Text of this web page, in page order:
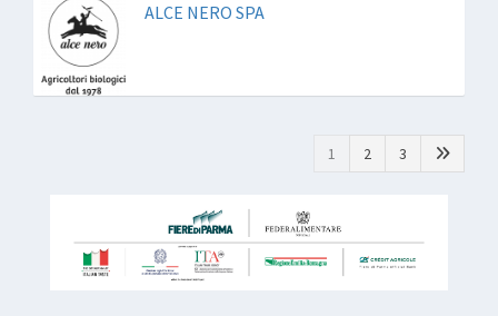
ALCE NERO SPA
1 2 3